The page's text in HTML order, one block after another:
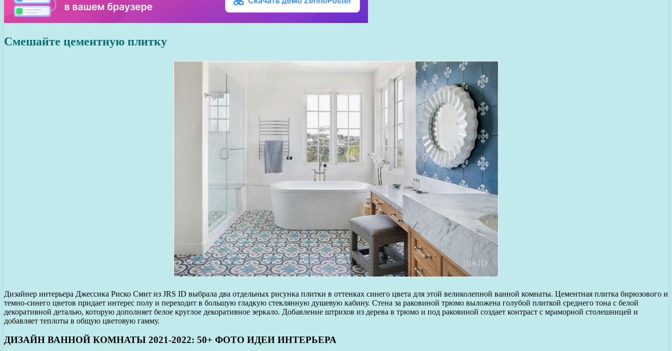
Смешайте цементную плитку
Дизайнер интерьера Джессика Риско Смит из JRS ID выбрала два отдельных рисунка плитки в оттенках синего цвета для этой великолепной ванной комнаты. Цементная плитка бирюзового и
темно-синего цветов придает интерес полу и переходит в большую гладкую стеклянную душевую кабину. Стена за раковиной трюмо выложена голубой плиткой среднего тона с белой
декоративной деталью, которую дополняет белое круглое декоративное зеркало. Добавление штрихов из дерева в трюмо и под раковиной создает контраст с мраморной столешницей и
добавляет теплоты в общую цветовую гамму.
ДИЗАЙН ВАННОЙ КОМНАТЫ 2021-2022: 50+ ФОТО ИДЕИ ИНТЕРЬЕРА